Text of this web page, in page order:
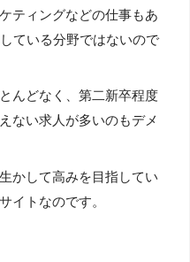
ティングなどの仕事もあ
ている分野ではないので
んどなく、第二新卒程度
ない求人が多いのもデメ
かして高みを目指してい
イトなのです。